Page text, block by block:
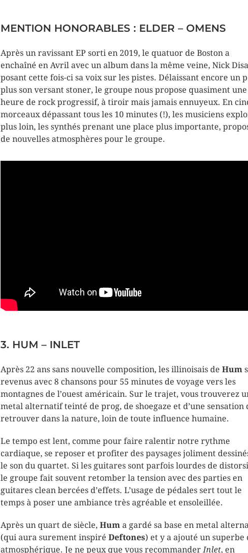
MENTION HONORABLES : ELDER – OMENS
Après un ravissant EP sorti en 2019, le quatuor de Boston a
enchaîné en Avril avec un album dans la même veine, Nick
posant cette fois-ci sa voix sur les pistes. Délaissant encore un
plus son versant stoner, le groupe nous propose quasiment une
heure de rock progressif, à tiroir mais jamais ennuyeux. En
morceaux dépassant tous les 10 minutes (!), les musiciens
plus loin, les synthés prenant une place plus importante,
de nouvelles atmosphères pour le groupe.
3. HUM – INLET
Après 22 ans sans nouvelle composition, les illinoisais de Hum
revenus avec 8 chansons pour 55 minutes de voyage vers les
montagnes de l’ouest américain. Sur le trajet, vous trouverez
metal alternatif teinté de prog, de shoegaze et d’une sensation
retrouver dans la nature, loin de toute influence humaine.
Le tempo est lent, comme pour faire ralentir notre rythme
cardiaque, se reposer et profiter des paysages joliment
le son du quartet. Si les guitares sont parfois lourdes de
le groupe fait souvent retomber la tension avec des parties en
guitares clean bercées d’effets. L’usage de pédales sert tout le
temps à poser une ambiance très agréable et ensoleillée.
Après un quart de siècle, Hum a gardé sa base en metal
(qui aura surement inspiré Deftones) et y a ajouté un superbe
atmosphérique. Je ne peux que vous recommanderInlet, en